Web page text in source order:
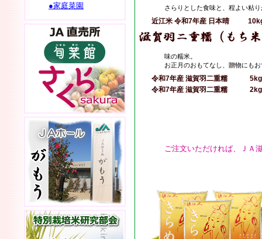
●家庭菜園
さらりとした食味と、程よい粘
近江米 令和7年産 日本晴
味の糯米。
お正月のおもてなし、贈物にも
令和7年産 滋賀羽二重糯
5kg
令和7年産 滋賀羽二重糯
2kg
ご注文いただければ、ＪＡ